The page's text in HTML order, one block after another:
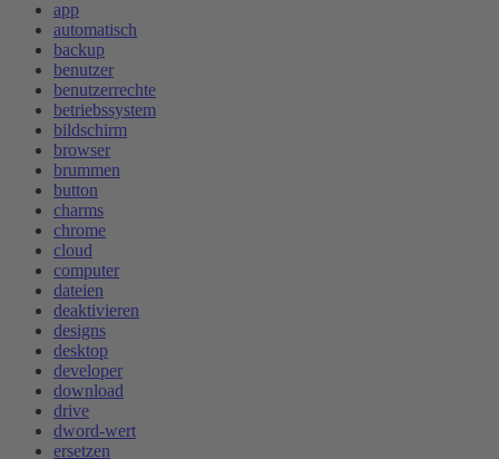
app
automatisch
backup
benutzer
benutzerrechte
betriebssystem
bildschirm
browser
brummen
button
charms
chrome
cloud
computer
dateien
deaktivieren
designs
desktop
developer
download
drive
dword-wert
ersetzen